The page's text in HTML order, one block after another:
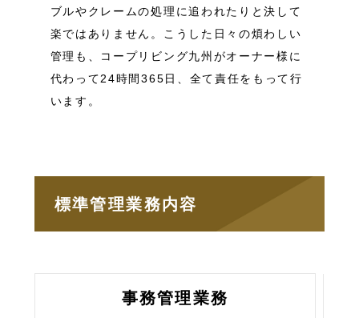
ブルやクレームの処理に追われたりと決して
楽ではありません。こうした日々の煩わしい
管理も、コープリビング九州がオーナー様に
代わって24時間365日、全て責任をもって行
います。
標準管理業務内容
事務管理業務